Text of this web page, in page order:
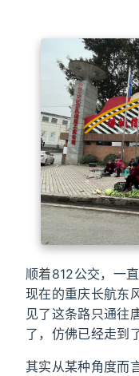
顺着812公交，一
现在的重庆长航东
见了这条路只通往
了，仿佛已经走到
其实从某种角度而